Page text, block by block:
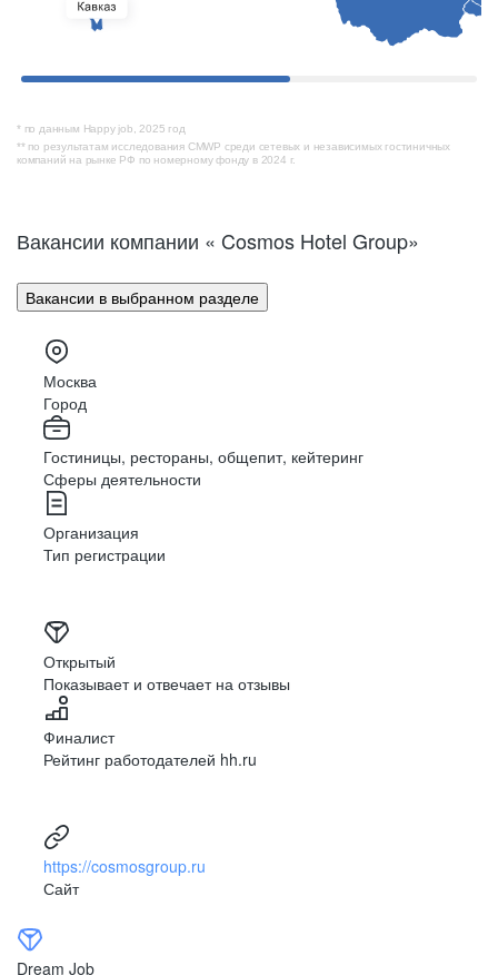
96
Обучение от лидера
индустрии в России
* по данным Happy job, 2025 год
** по результатам исследования CMWP среди сетевых и независимых гостиничных
компаний на рынке РФ по номерному фонду в 2024 г.
Вакансии компании « Cosmos Hotel Group»
Вакансии в выбранном разделе
Москва
Город
Гостиницы, рестораны, общепит, кейтеринг
Сферы деятельности
Организация
Тип регистрации
Открытый
Показывает и отвечает на отзывы
Финалист
Рейтинг работодателей hh.ru
https://cosmosgroup.ru
Сайт
Dream Job